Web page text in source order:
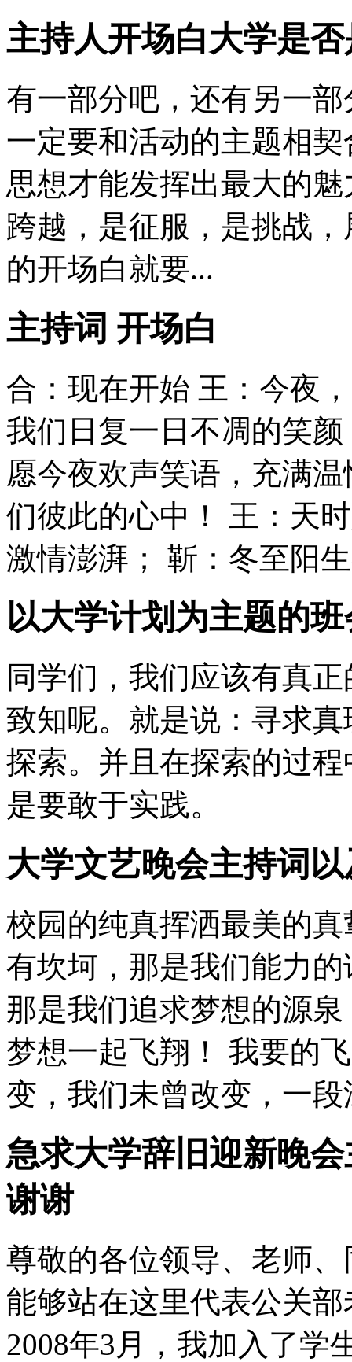
主持人开场白大学是
有一部分吧，还有另一
一定要和活动的主题相
思想才能发挥出最大的
跨越，是征服，是挑战
的开场白就要...
主持词 开场白
合：现在开始 王：今夜
我们日复一日不凋的笑
愿今夜欢声笑语，充满
们彼此的心中！ 王：天
激情澎湃； 靳：冬至阳
以大学计划为主题的
同学们，我们应该有真
致知呢。就是说：寻求
探索。并且在探索的过
是要敢于实践。
大学文艺晚会主持词
校园的纯真挥洒最美的
有坎坷，那是我们能力
那是我们追求梦想的源
梦想一起飞翔！ 我要的
变，我们未曾改变，一
急求大学辞旧迎新晚
谢谢
尊敬的各位领导、老师
能够站在这里代表公关
2008年3月，我加入了学